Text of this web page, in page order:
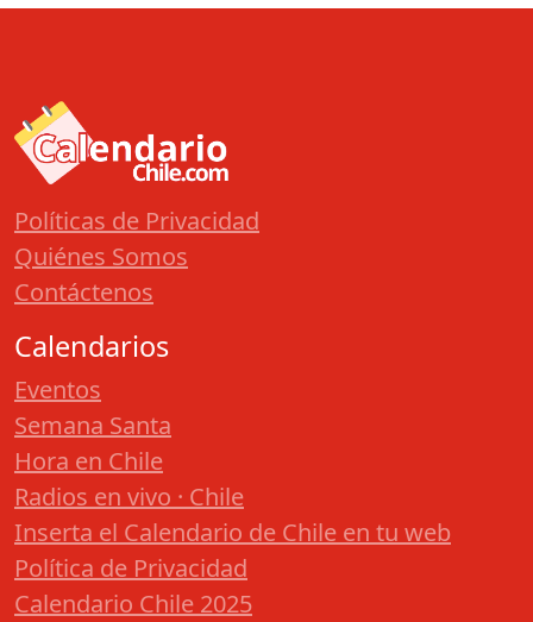
Políticas de Privacidad
Quiénes Somos
Contáctenos
Calendarios
Eventos
Semana Santa
Hora en Chile
Radios en vivo · Chile
Inserta el Calendario de Chile en tu web
Política de Privacidad
Calendario Chile 2025